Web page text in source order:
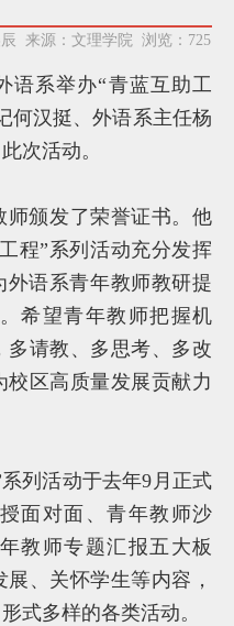
来源：文理学院 浏览： 725
语系举办“青蓝互助工
何汉挺、外语系主任杨
次活动。
颁发了荣誉证书。他
程”系列活动充分发挥
外语系青年教师教研提
希望青年教师把握机
请教、多思考、多改
区高质量发展贡献力
列活动于去年9月正式
面对面、青年教师沙
教师专题汇报五大板
、关怀学生等内容，
式多样的各类活动。